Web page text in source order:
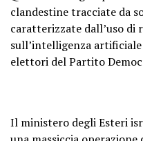
clandestine tracciate da
caratterizzate dall’uso
sull’intelligenza
elettori del Partito
Il ministero degli Esteri